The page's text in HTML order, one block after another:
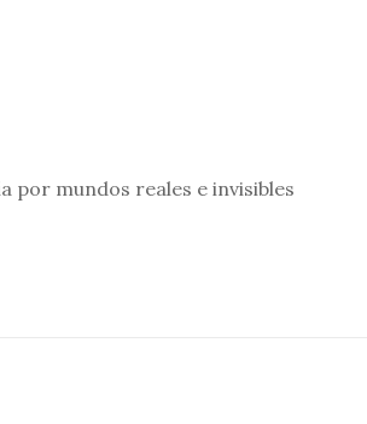
por mundos reales e invisibles